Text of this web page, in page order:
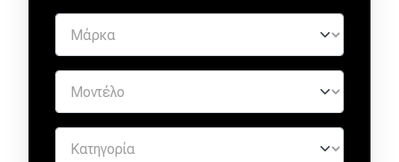
eDRIVE
DRIVE USED